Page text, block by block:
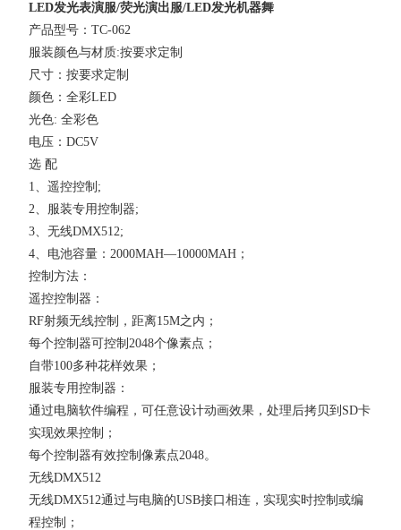
LED发光表演服/荧光演出服/LED发光机器舞
产品型号：TC-062
服装颜色与材质:按要求定制
尺寸：按要求定制
颜色：全彩LED
光色: 全彩色
电压：DC5V
选 配
1、遥控控制;
2、服装专用控制器;
3、无线DMX512;
4、电池容量：2000MAH—10000MAH；
控制方法：
遥控控制器：
RF射频无线控制，距离15M之内；
每个控制器可控制2048个像素点；
自带100多种花样效果；
服装专用控制器：
通过电脑软件编程，可任意设计动画效果，处理后拷贝到SD卡
实现效果控制；
每个控制器有效控制像素点2048。
无线DMX512
无线DMX512通过与电脑的USB接口相连，实现实时控制或编
程控制；